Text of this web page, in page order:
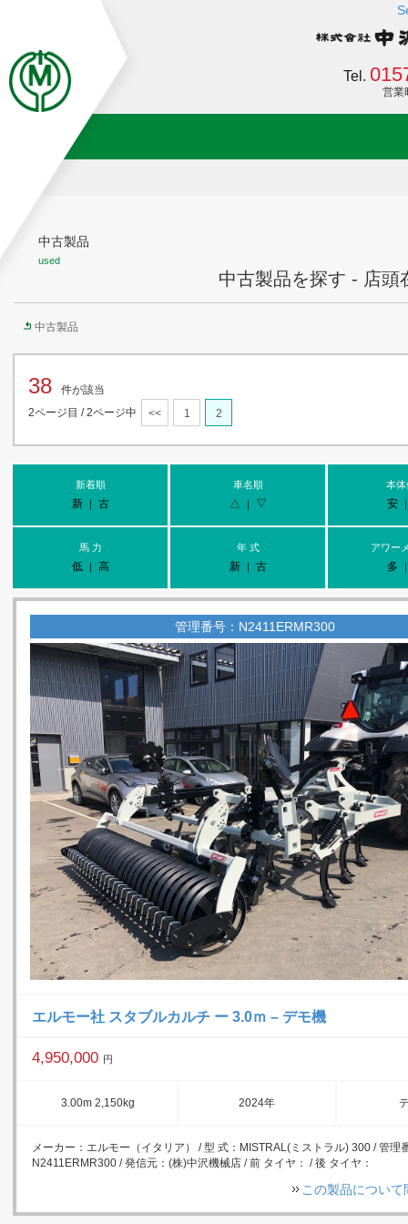
Tel.
営業
中古製品
used
中古製品を探す - 店頭
中古製品
38
件が該当
2ページ目 / 2ページ中
<< 1 2
新着順
新｜ 古
車名順
△ ｜ ▽
本体
安
馬 力
低｜ 高
年 式
新｜ 古
アワー
多
管理番号：N2411ERMR300
エルモー社 スタブルカルチ ー 3.0ｍ – デモ機
4,950,000 円
3.00m 2,150kg 2024年
メーカー：エルモー（イタリア） / 型 式：MISTRAL(ミストラル) 300 / 管理
N2411ERMR300 / 発信元：(株)中沢機械店 / 前 タイヤ： / 後 タイヤ：
この製品につい